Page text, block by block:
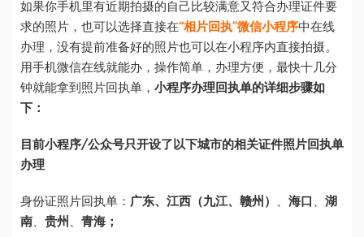
如果你手机里有近期拍摄的自己比较满意又符合办理证件要
求的照片，也可以选择直接在“相片回执”微信小程序中在线
办理，没有提前准备好的照片也可以在小程序内直接拍摄。
用手机微信在线就能办，操作简单，办理方便，最快十几分
钟就能拿到照片回执单， 小程序办理回执单的详细步骤如
下：
目前小程序/公众号只开设了以下城市的相关证件照片回执单
办理
身份证照片回执单： 广东、 江西（九江、赣州） 、 海口 、 湖
南、 贵州 、 青海；